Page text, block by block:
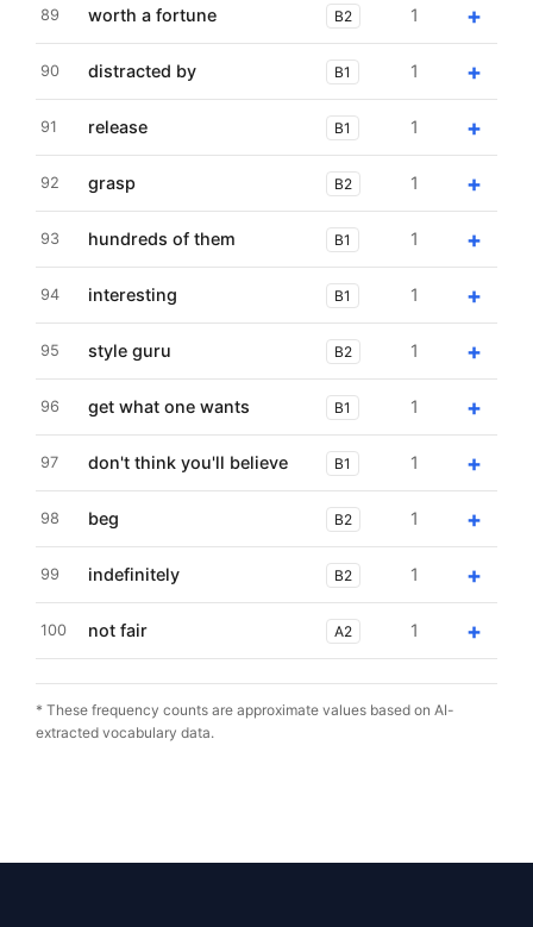
89 worth a fortune B2 1 +
90 distracted by B1 1 +
91 release B1 1 +
92 grasp B2 1 +
93 hundreds of them B1 1 +
94 interesting B1 1 +
95 style guru B2 1 +
96 get what one wants B1 1 +
97 don't think you'll believe B1 1 +
98 beg B2 1 +
99 indefinitely B2 1 +
100 not fair A2 1 +
* These frequency counts are approximate values based on AI-
extracted vocabulary data.